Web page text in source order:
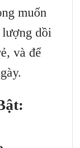
muốn
dồi
và để